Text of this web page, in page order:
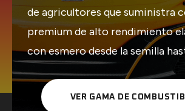
de agricultores que suministra
premium de alto rendimiento
con esmero desde la semilla
VER GAMA DE